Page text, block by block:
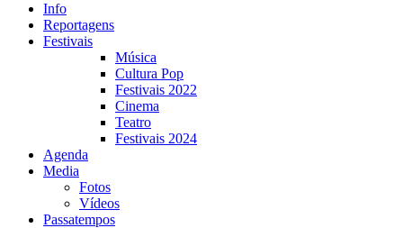
Info
Reportagens
Festivais
Música
Cultura Pop
Festivais 2022
Cinema
Teatro
Festivais 2024
Agenda
Media
Fotos
Vídeos
Passatempos